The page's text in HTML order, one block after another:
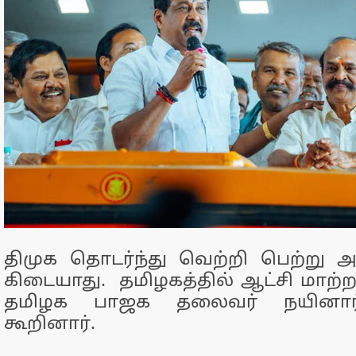
திமுக தொடர்ந்து வெற்றி பெற்று
கிடையாது. தமிழகத்தில் ஆட்சி
தமிழக பாஜக தலைவர்
கூறினார்.